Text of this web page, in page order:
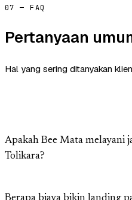
07 — FAQ
Pertanyaan
Hal yang sering ditanyakan
Apakah Bee Mata melayani
Tolikara?